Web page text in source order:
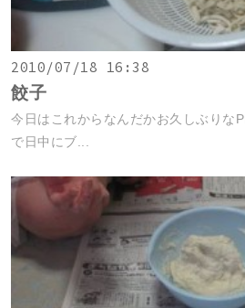
2010/07/18 16:38
餃子
今日はこれからなんだかお久しぶりな
で日中にブ...